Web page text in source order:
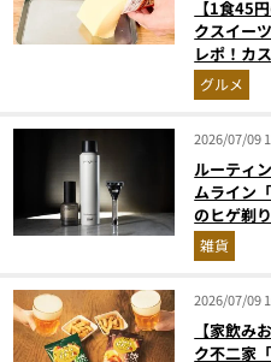
【1食45
クスイー
レポ！カ
おやつに最
グルメ
2026/07/09
ルーティ
ムライン
のヒゲ剃
雑貨
2026/07/09
【家飲み
ク不二家